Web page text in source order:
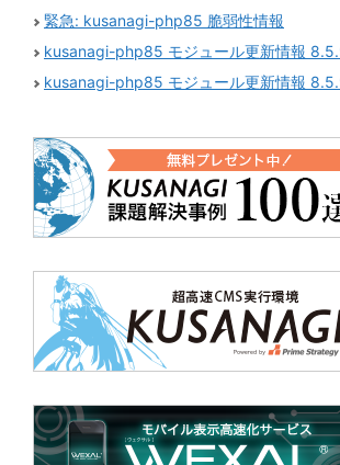
緊急: kusanagi-php85 脆弱性情報
kusanagi-php85 モジュール更新情報
kusanagi-php85 モジュール更新情報